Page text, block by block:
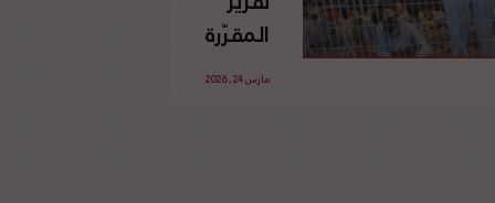
المقرّرة
الخاصة
مارس 24, 2026